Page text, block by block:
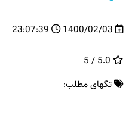
1400/02/03
23:07:39
تگهای مطلب: